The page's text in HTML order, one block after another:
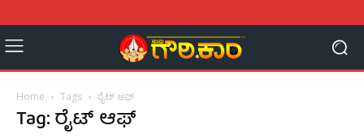
Home Tags ರೈಟ್ ಆಫ್
Tag: ರೈಟ್ ಆಫ್